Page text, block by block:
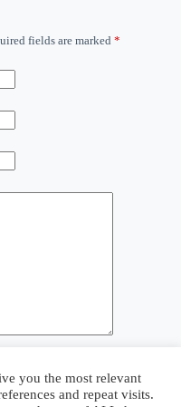
fields are marked *
you the most relevant
and repeat visits.